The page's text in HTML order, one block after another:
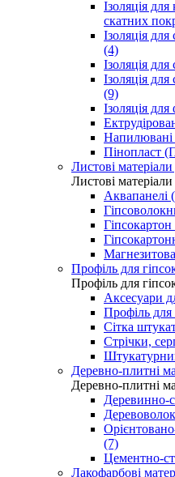
Ізоляція
скатних
Ізоляція
(4)
Ізоляція
Ізоляція
(9)
Ізоляція
Напилювані
Пінопласт
Листові
Листові
Аквапанелі
Профіль для
Профіль для
Аксесуари
Профіль для
Сітка
Стрічки,
Деревно-плитні
Деревно-плитні
Деревинно-
(7)
Цементно-
Лакофарбові